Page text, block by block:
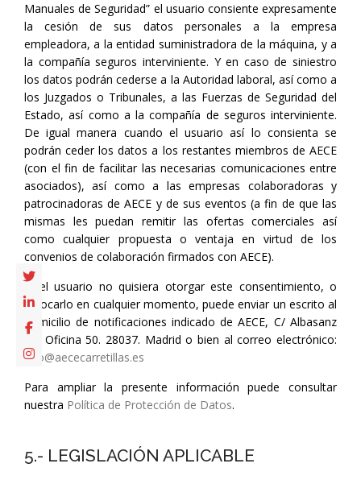
Manuales de Seguridad” el usuario consiente expresamente
la cesión de sus datos personales a la empresa
empleadora, a la entidad suministradora de la máquina, y a
la compañía seguros interviniente. Y en caso de siniestro
los datos podrán cederse a la Autoridad laboral, así como a
los Juzgados o Tribunales, a las Fuerzas de Seguridad del
Estado, así como a la compañía de seguros interviniente.
De igual manera cuando el usuario así lo consienta se
podrán ceder los datos a los restantes miembros de AECE
(con el fin de facilitar las necesarias comunicaciones entre
asociados), así como a las empresas colaboradoras y
patrocinadoras de AECE y de sus eventos (a fin de que las
mismas les puedan remitir las ofertas comerciales así
como cualquier propuesta o ventaja en virtud de los
convenios de colaboración firmados con AECE).
Si el usuario no quisiera otorgar este consentimiento, o
revocarlo en cualquier momento, puede enviar un escrito al
domicilio de notificaciones indicado de AECE, C/ Albasanz
67, Oficina 50. 28037. Madrid o bien al correo electrónico:
dpo@aececarretillas.es
Para ampliar la presente información puede consultar
nuestra Política de Protección de Datos.
5.- LEGISLACIÓN APLICABLE